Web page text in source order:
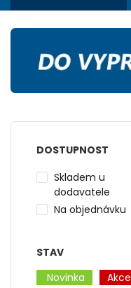
DOSTUPNOST
Skladem u
dodavatele
Na objednávku
STAV
Novinka
Akce